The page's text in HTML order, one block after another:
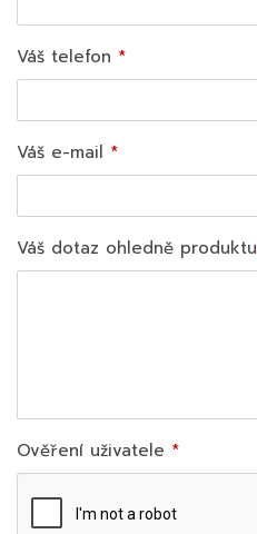
Váš telefon
Váš e-mail
Váš dotaz ohledně produktu
Ověření uživatele